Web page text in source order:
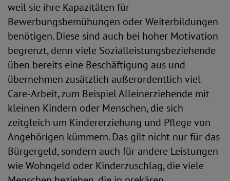
weil sie ihre Kapazitäten für
Bewerbungsbemühungen oder Weiterbildungen
benötigen. Diese sind auch bei hoher Motivation
begrenzt, denn viele Sozialleistungsbeziehende
üben bereits eine Beschäftigung aus und
übernehmen zusätzlich außerordentlich viel
Care-Arbeit, zum Beispiel Alleinerziehende mit
kleinen Kindern oder Menschen, die sich
zeitgleich um Kindererziehung und Pflege von
Angehörigen kümmern. Das gilt nicht nur für das
Bürgergeld, sondern auch für andere Leistungen
wie Wohngeld oder Kinderzuschlag, die viele